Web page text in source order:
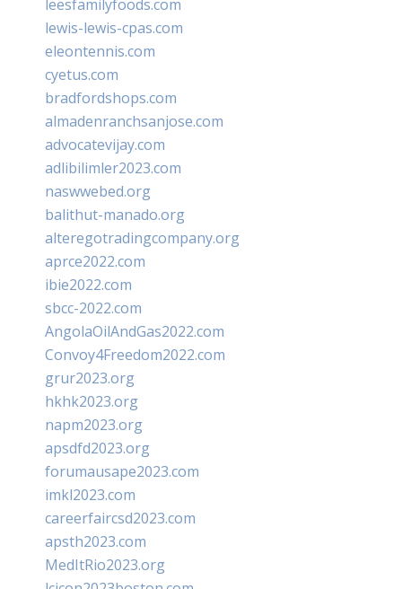
leesfamilyfoods.com
lewis-lewis-cpas.com
eleontennis.com
cyetus.com
bradfordshops.com
almadenranchsanjose.com
advocatevijay.com
adlibilimler2023.com
naswwebed.org
balithut-manado.org
alteregotradingcompany.org
aprce2022.com
ibie2022.com
sbcc-2022.com
AngolaOilAndGas2022.com
Convoy4Freedom2022.com
grur2023.org
hkhk2023.org
napm2023.org
apsdfd2023.org
forumausape2023.com
imkl2023.com
careerfaircsd2023.com
apsth2023.com
MedItRio2023.org